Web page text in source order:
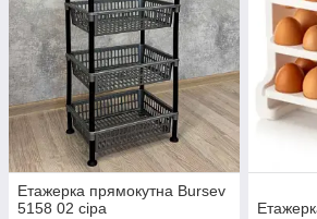
Етажерка прямокутна Bursev
5158 02 сіра